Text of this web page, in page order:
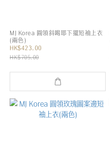
MJ Korea 圓領斜喝耶下擺短袖上衣
(兩色)
HK$423.00
HK$705.00